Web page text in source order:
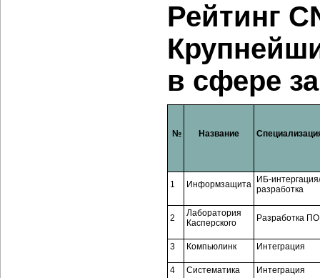
Рейтинг
в сфере
№ Название
1 Информзащита
ИБ-интергация/
разработка
2
Лаборатория
Касперского
Разработка ПО
3 Компьюлинк Интеграция
4 Систематика Интеграция